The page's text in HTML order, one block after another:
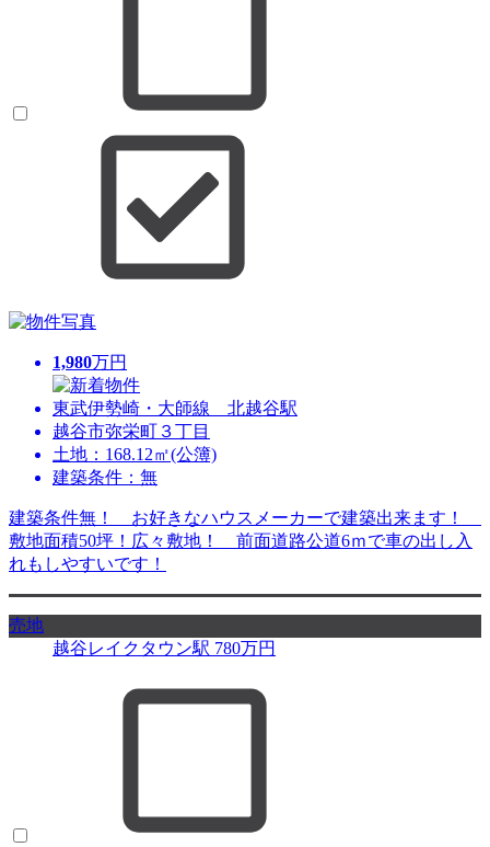
1,980万円
東武伊勢崎・大師線 北越谷駅
越谷市弥栄町３丁目
土地：168.12㎡(公簿)
建築条件：無
建築条件無！ お好きなハウスメーカーで建築出来ます！
敷地面積50坪！広々敷地！ 前面道路公道6ｍで車の出し入
れもしやすいです！
売地
越谷レイクタウン駅 780万円